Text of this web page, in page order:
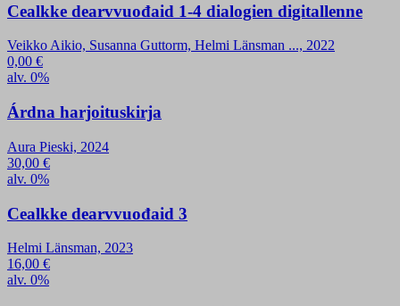
Cealkke dearvvuođaid 1-4 dialogien digitallenne
Veikko Aikio, Susanna Guttorm, Helmi Länsman ..., 2022
0,00 €
alv. 0%
Árdna harjoituskirja
Aura Pieski, 2024
30,00 €
alv. 0%
Cealkke dearvvuođaid 3
Helmi Länsman, 2023
16,00 €
alv. 0%